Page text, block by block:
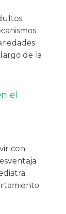
de la
el
con